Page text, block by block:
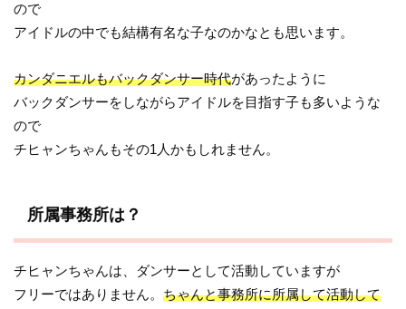
ので
アイドルの中でも結構有名な子なのかなとも思います。
カンダニエルもバックダンサー時代があったように
バックダンサーをしながらアイドルを目指す子も多いような
ので
チヒャンちゃんもその1人かもしれません。
所属事務所は？
チヒャンちゃんは、ダンサーとして活動していますが
フリーではありません。ちゃんと事務所に所属して活動して